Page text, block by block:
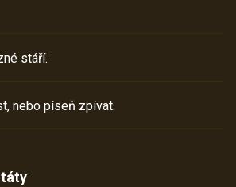
stáří.
nebo píseň zpívat.